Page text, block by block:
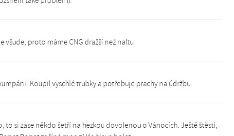
všude, proto máme CNG dražší než naftu
Koupil vyschlé trubky a potřebuje prachy na údržbu.
to si zase někdo šetří na hezkou dovolenou o Vánocích. Ještě štěstí,